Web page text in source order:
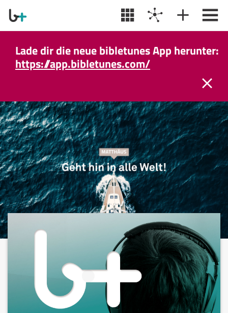
Lade dir die neue bibletunes App herunter:
https://app.bibletunes.com/